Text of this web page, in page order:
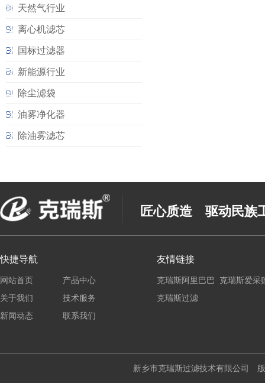
天然气行业
离心机滤芯
国标过滤器
新能源行业
除尘滤袋
油雾净化器
除油雾滤芯
匠心质造 驱动民族
快捷导航
网站首页
产品中心
关于我们
技术服务
新闻动态
联系我们
友情链接
克瑞斯阿里巴巴
克瑞斯爱采
克瑞斯过滤
新乡市克瑞斯过滤技术有限公司